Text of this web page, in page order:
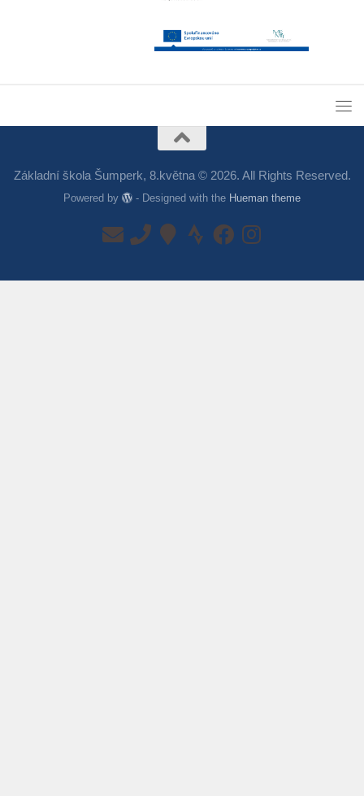
Základní škola Šumperk, 8.května © 2026. All Rights Reserved.
Powered by - Designed with the Hueman theme